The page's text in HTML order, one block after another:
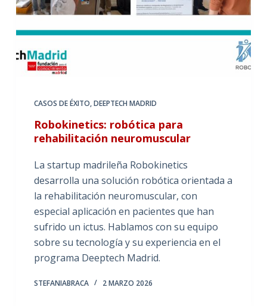
CASOS DE ÉXITO,DEEPTECH MADRID
Robokinetics: robótica para
rehabilitación neuromuscular
La startup madrileña Robokinetics
desarrolla una solución robótica orientada a
la rehabilitación neuromuscular, con
especial aplicación en pacientes que han
sufrido un ictus. Hablamos con su equipo
sobre su tecnología y su experiencia en el
programa Deeptech Madrid.
STEFANIABRACA 2 MARZO 2026